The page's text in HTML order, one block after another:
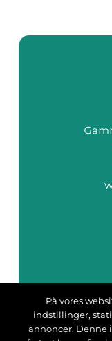
På vores
indstillinger,
annoncer. Denne